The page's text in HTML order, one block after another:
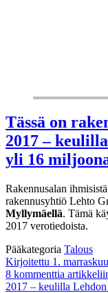
Tässä on
2017 –
yli 16
Rakennusalan
rakennusyhtiö Lehto
Myllymäellä. Tämä
2017 verotiedoista.
Pääkategoria Talous
Kirjoitettu 1.
8 kommenttia
2017 – keulilla